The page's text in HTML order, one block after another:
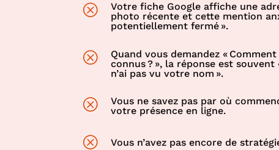
Q
Votre fiche Google affiche une
photo récente et cette mention
potentiellement fermé ».
Q
Quand vous demandez « Comment
connus ? », la réponse est souvent
n’ai pas vu votre nom ».
Q
Vous ne savez pas par où
votre présence en ligne.
Q Vous n’avez pas encore de